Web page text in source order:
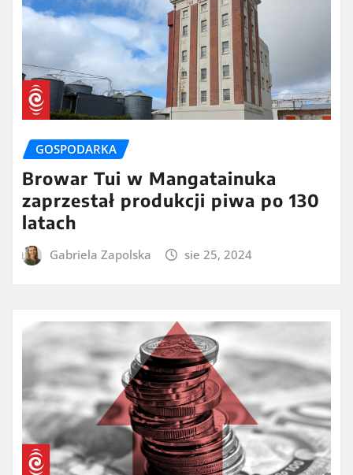
GOSPODARKA
Browar Tui w Mangatainuka
zaprzestał produkcji piwa po 130
latach
Gabriela Zapolska sie 25, 2024